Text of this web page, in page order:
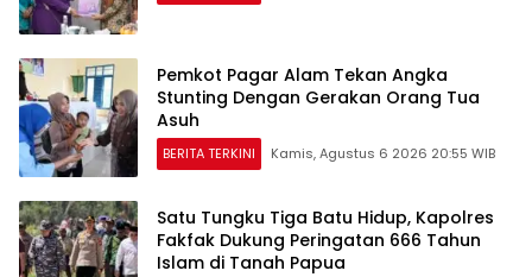
Pemkot Pagar Alam Tekan Angka
Stunting Dengan Gerakan Orang Tua
Asuh
BERITA TERKINI Kamis, Agustus 6 2026 20:55 WIB
Satu Tungku Tiga Batu Hidup, Kapolres
Fakfak Dukung Peringatan 666 Tahun
Islam di Tanah Papua